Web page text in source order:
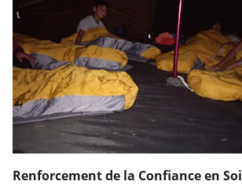
Renforcement de la Confiance en Soi